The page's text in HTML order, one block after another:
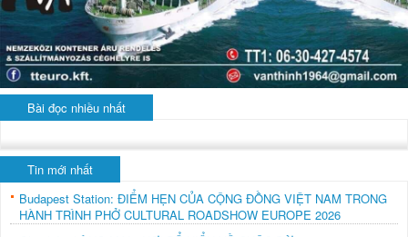
Bài đọc nhiều nhất
Tin mới nhất
Budapest Station: ĐIỂM HẸN CỦA CỘNG ĐỒNG VIỆT NAM TRONG
HÀNH TRÌNH PHỞ CULTURAL ROADSHOW EUROPE 2026